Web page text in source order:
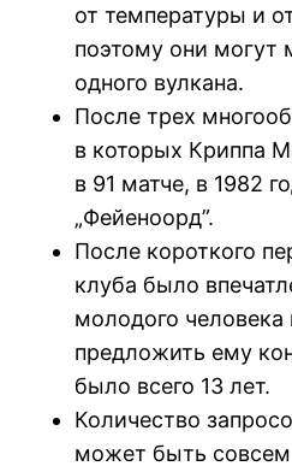
от температуры и
поэтому они могут
одного вулкана.
После трех
в которых Криппа
в 91 матче, в 1982
„Фейеноорд”.
После короткого
клуба было
молодого
предложить ему
было всего 13 лет.
Количество
может быть